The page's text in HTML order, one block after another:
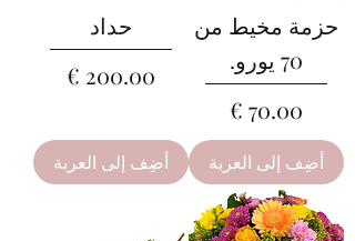
حزمة مخيط من
70 يورو.
السعر
أضِف إلى العربة
حداد
السعر
أضِف إلى العربة